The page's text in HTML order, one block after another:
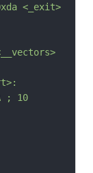
00 	jmp	0xda	; 0xda <_exit>
0	; 0x0 <__vectors>
7a e0       	ldi	r23, 0x0A	; 10